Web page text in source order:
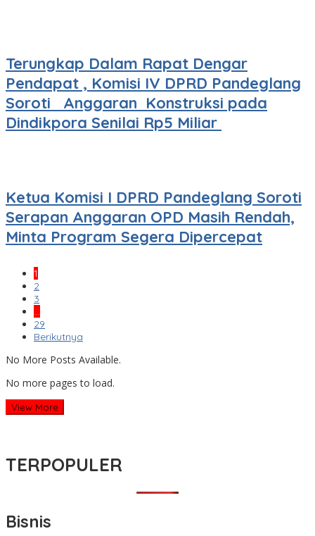
Terungkap Dalam Rapat Dengar
Pendapat , Komisi IV DPRD Pandeglang
Soroti Anggaran Konstruksi pada
Dindikpora Senilai Rp5 Miliar
Ketua Komisi I DPRD Pandeglang Soroti
Serapan Anggaran OPD Masih Rendah,
Minta Program Segera Dipercepat
1
2
3
…
29
Berikutnya
No More Posts Available.
No more pages to load.
View More
TERPOPULER
Bisnis